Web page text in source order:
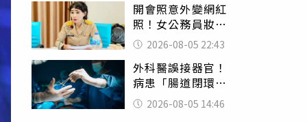
聚酯纖維
開會照意外變網紅
照！女公務員妝容
掀2千則留言 本人
怒嗆：化妝有錯嗎
2026-08-05 22:43
外科醫誤接器官！
病患「腸道閉環」
無法排便險死 同
行看傻：糟糕至極
2026-08-05 14:46